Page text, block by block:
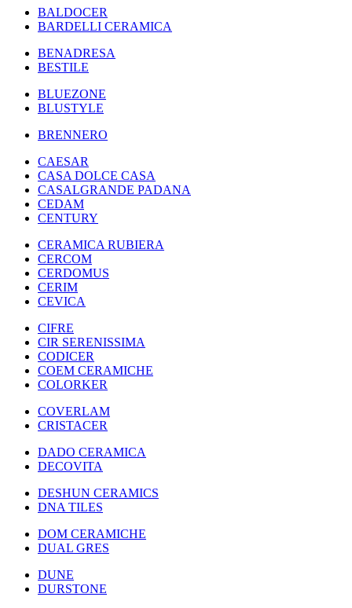
BALDOCER
BARDELLI CERAMICA
BENADRESA
BESTILE
BLUEZONE
BLUSTYLE
BRENNERO
CAESAR
CASA DOLCE CASA
CASALGRANDE PADANA
CEDAM
CENTURY
CERAMICA RUBIERA
CERCOM
CERDOMUS
CERIM
CEVICA
CIFRE
CIR SERENISSIMA
CODICER
COEM CERAMICHE
COLORKER
COVERLAM
CRISTACER
DADO CERAMICA
DECOVITA
DESHUN CERAMICS
DNA TILES
DOM CERAMICHE
DUAL GRES
DUNE
DURSTONE